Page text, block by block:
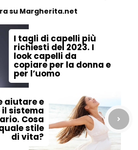
su Margherita.net
I tagli di capelli più
richiesti del 2023. I
look capelli da
copiare per la donna e
per l’uomo
aiutare e
sistema
Cosa
stile
di vita?